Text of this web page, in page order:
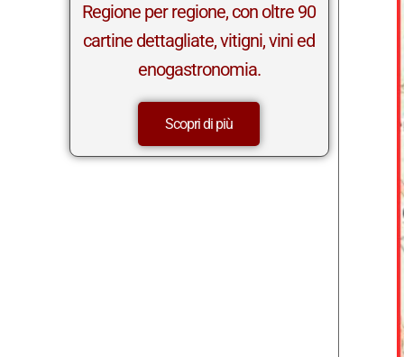
Regione per regione, con oltre 90
cartine dettagliate, vitigni, vini ed
enogastronomia.
Scopri di più